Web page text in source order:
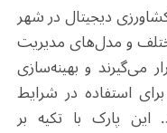
دیجیتال در شهر
و مدل‌های مدیریت
می‌گیرند و بهینه‌سازی
استفاده در شرایط
این پارک با تکیه بر